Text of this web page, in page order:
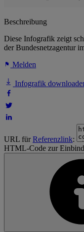
Beschreibung
Diese Infografik zeigt
der Bundesnetzagentur
Melden
Infografik
URL fürReferenzlink:
HTML-Code zur